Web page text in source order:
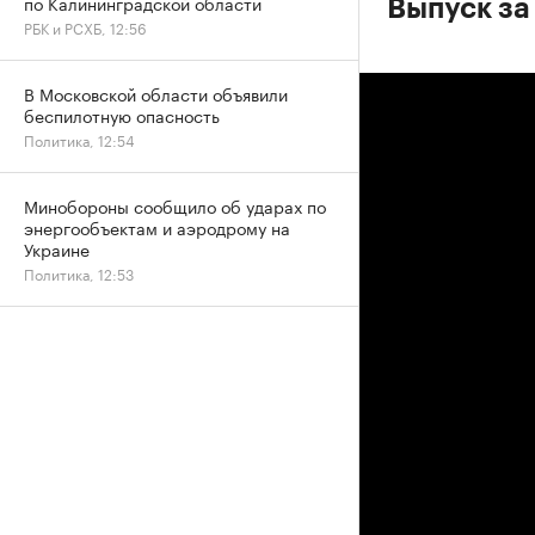
Выпуск
РБК и РСХБ, 12:56
В Московской области объявили
беспилотную опасность
Политика, 12:54
Минобороны сообщило об ударах по
энергообъектам и аэродрому на
Украине
Политика, 12:53